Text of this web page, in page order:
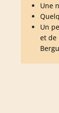
Une
Un
et de